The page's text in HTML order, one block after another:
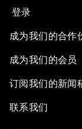
登录
成为我们的合作
成为我们的会员
订阅我们的新闻
联系我们